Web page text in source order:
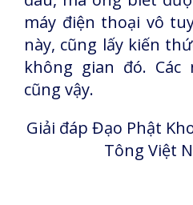
máy điện thoại vô
này, cũng lấy kiến
không gian đó. Các
cũng vậy.
Giải đáp Đạo Phật
Tông Việt